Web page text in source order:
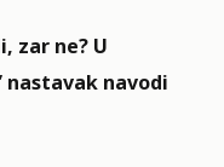
zar ne? U
nastavak navodi